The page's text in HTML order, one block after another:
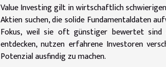
Value Investing gilt in wirtschaftlich
Aktien suchen, die solide Fundamentaldaten
Fokus, weil sie oft günstiger bewertet sind
entdecken, nutzen erfahrene Investoren
Potenzial ausfindig zu machen.